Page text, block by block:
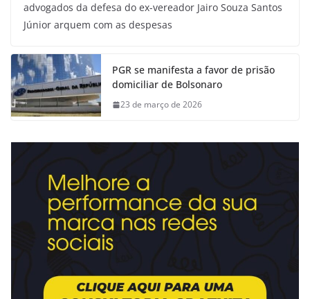
advogados da defesa do ex-vereador Jairo Souza Santos
Júnior arquem com as despesas
PGR se manifesta a favor de prisão
domiciliar de Bolsonaro
23 de março de 2026